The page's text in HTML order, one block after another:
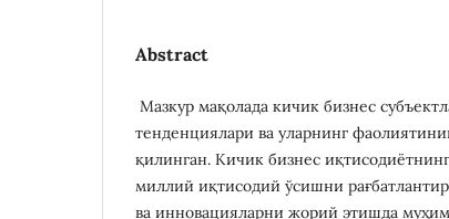
Abstract
Мазкур мақолада кичик бизнес
тенденциялари ва уларнинг
қилинган. Кичик бизнес
миллий иқтисодий ўсишни
ва инновацияларни жорий этишда